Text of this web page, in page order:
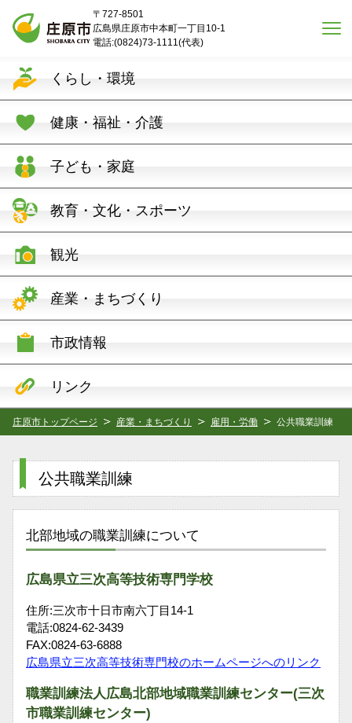
〒727-8501
広島県庄原市中本町一丁目10-1
電話:(0824)73-1111(代表)
くらし・環境
健康・福祉・介護
子ども・家庭
教育・文化・スポーツ
観光
産業・まちづくり
市政情報
リンク
庄原市トップページ 産業・まちづくり 雇用・労働 公共職業訓練
公共職業訓練
北部地域の職業訓練について
広島県立三次高等技術専門学校
住所:三次市十日市南六丁目14-1
電話:0824-62-3439
FAX:0824-63-6888
広島県立三次高等技術専門校のホームページへのリンク
職業訓練法人広島北部地域職業訓練センター(三次
市職業訓練センター)